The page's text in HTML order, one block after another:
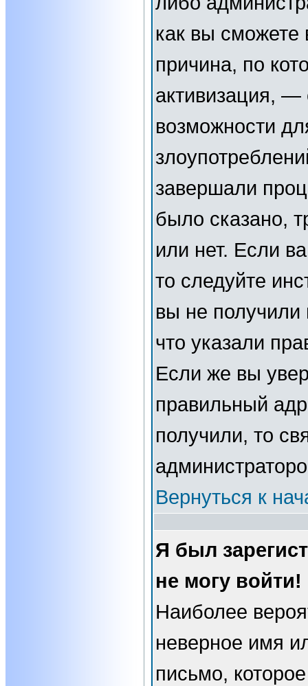
как вы сможете
причина, по
активизация,
возможности
завершали
было сказано,
или нет. Если
то следуйте
вы не получили
что указали
Если же вы
правильный
получили, то
Вернуться к
Я был
не могу войти!
Наиболее
неверное имя
письмо,